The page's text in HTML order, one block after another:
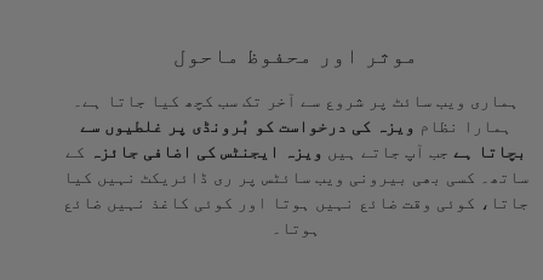
موثر اور محفوظ ماحول
ہماری ویب سائٹ پر شروع سے آخر تک سب کچھ کیا جاتا ہے۔
ہمارا نظام ویزہ کی درخواست کو بُرونڈی پر غلطیوں سے
بچاتا ہے جب آپ جاتے ہیں ویزہ ایجنٹس کی اضافی جائزہ
کے
ساتھ۔ کسی بھی بیرونی ویب سائٹس پر ری ڈائریکٹ نہیں کیا
جاتا، کوئی وقت ضائع نہیں ہوتا اور کوئی کاغذ نہیں ضائع
ہوتا۔